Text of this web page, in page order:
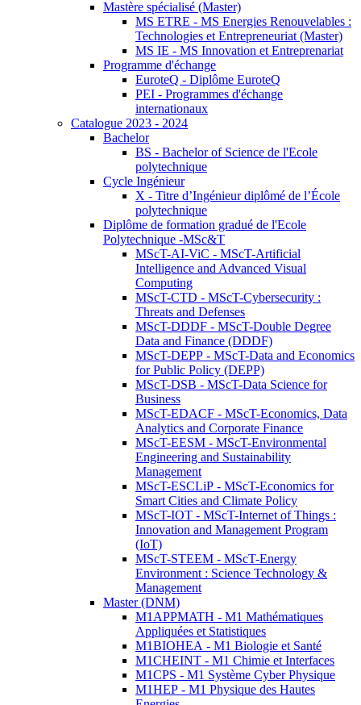
Mastère spécialisé (Master)
MS ETRE - MS Energies Renouvelables :
Technologies et Entrepreneuriat (Master)
MS IE - MS Innovation et Entreprenariat
Programme d'échange
EuroteQ - Diplôme EuroteQ
PEI - Programmes d'échange
internationaux
Catalogue 2023 - 2024
Bachelor
BS - Bachelor of Science de l'Ecole
polytechnique
Cycle Ingénieur
X - Titre d’Ingénieur diplômé de l’École
polytechnique
Diplôme de formation gradué de l'Ecole
Polytechnique -MSc&T
MScT-AI-ViC - MScT-Artificial
Intelligence and Advanced Visual
Computing
MScT-CTD - MScT-Cybersecurity :
Threats and Defenses
MScT-DDDF - MScT-Double Degree
Data and Finance (DDDF)
MScT-DEPP - MScT-Data and Economics
for Public Policy (DEPP)
MScT-DSB - MScT-Data Science for
Business
MScT-EDACF - MScT-Economics, Data
Analytics and Corporate Finance
MScT-EESM - MScT-Environmental
Engineering and Sustainability
Management
MScT-ESCLiP - MScT-Economics for
Smart Cities and Climate Policy
MScT-IOT - MScT-Internet of Things :
Innovation and Management Program
(IoT)
MScT-STEEM - MScT-Energy
Environment : Science Technology &
Management
Master (DNM)
M1APPMATH - M1 Mathématiques
Appliquées et Statistiques
M1BIOHEA - M1 Biologie et Santé
M1CHEINT - M1 Chimie et Interfaces
M1CPS - M1 Système Cyber Physique
M1HEP - M1 Physique des Hautes